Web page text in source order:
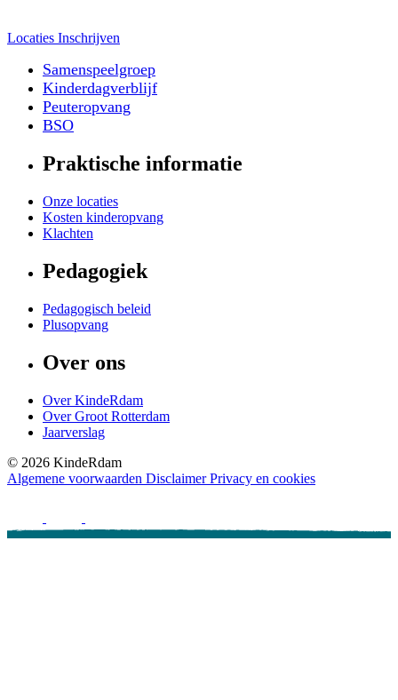
Locaties Inschrijven
Samenspeelgroep
Kinderdagverblijf
Peuteropvang
BSO
Praktische informatie
Onze locaties
Kosten kinderopvang
Klachten
Pedagogiek
Pedagogisch beleid
Plusopvang
Over ons
Over KindeRdam
Over Groot Rotterdam
Jaarverslag
© 2026 KindeRdam
Algemene voorwaarden Disclaimer Privacy en cookies